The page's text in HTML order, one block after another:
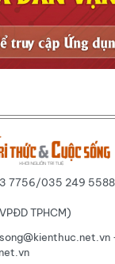
7756/035 249 5588
TPHCM)